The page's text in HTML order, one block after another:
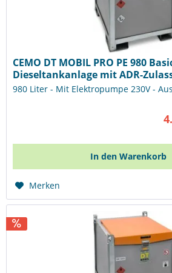
CEMO DT MOBIL PRO PE 980
Dieseltankanlage mit ADR-
980 Liter - Mit Elektropumpe 230V -
In den Warenkorb
Merken